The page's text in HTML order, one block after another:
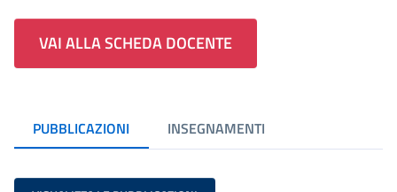
VAI ALLA SCHEDA DOCENTE
PUBBLICAZIONI INSEGNAMENTI